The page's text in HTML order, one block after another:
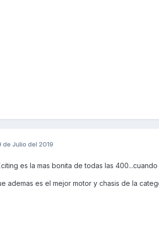
de Julio del 2019
es la mas bonita de todas las
ademas es el mejor motor y chasis de la